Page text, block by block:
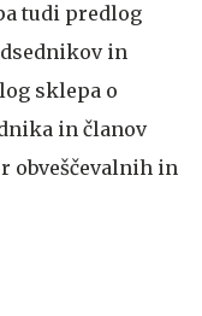
tudi predlog
in
sklepa o
in članov
obveščevalnih in